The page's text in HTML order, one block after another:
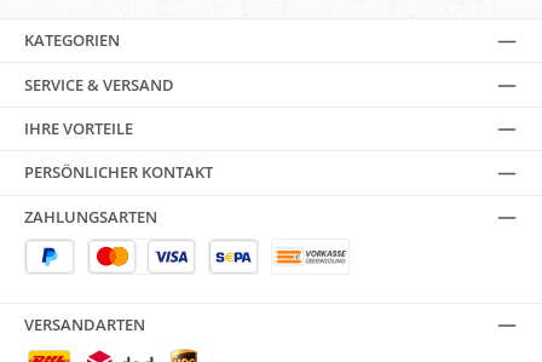
KATEGORIEN
SERVICE & VERSAND
IHRE VORTEILE
PERSÖNLICHER KONTAKT
ZAHLUNGSARTEN
VERSANDARTEN